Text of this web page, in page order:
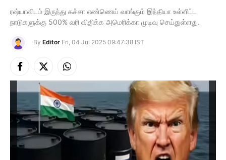
ரஷ்யாவிடம் இருந்து கச்சா எண்ணெய் வாங்கும் இந்தியா உள்ளிட்ட
நாடுகளுக்கு 500% வரி விதிக்க அமெரிக்கா முடிவு செய்துள்ளது.
By Editor Fri, 04 Jul 2025 09:47:38 IST
Facebook
X
(Twitter)
Instagram